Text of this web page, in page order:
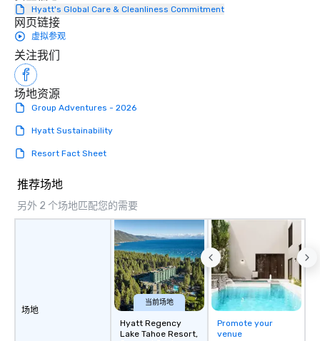
Hyatt's Global Care & Cleanliness Commitment
网页链接
虚拟参观
关注我们
场地资源
Group Adventures - 2026
Hyatt Sustainability
Resort Fact Sheet
推荐场地
另外 2 个场地匹配您的需要
场地
当前场地
Hyatt Regency
Lake Tahoe Resort,
Promote your
venue